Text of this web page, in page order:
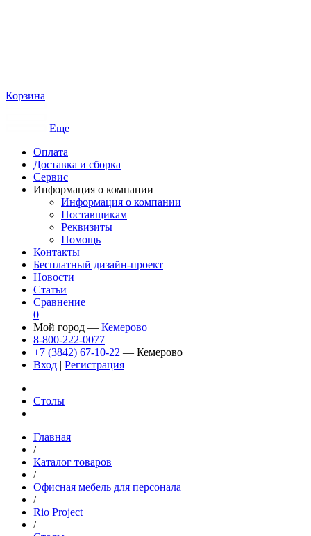
Корзина
Еще
Оплата
Доставка и сборка
Сервис
Информация о компании
Информация о компании
Поставщикам
Реквизиты
Помощь
Контакты
Бесплатный дизайн-проект
Новости
Статьи
Сравнение
0
Мой город — Кемерово
8-800-222-0077
+7 (3842) 67-10-22 — Кемерово
Вход | Регистрация
Столы
Главная
/
Каталог товаров
/
Офисная мебель для персонала
/
Rio Project
/